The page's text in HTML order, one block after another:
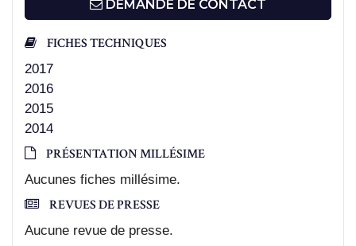
DEMANDE DE CONTACT
FICHES TECHNIQUES
2017
2016
2015
2014
PRÉSENTATION MILLÉSIME
Aucunes fiches millésime.
REVUES DE PRESSE
Aucune revue de presse.